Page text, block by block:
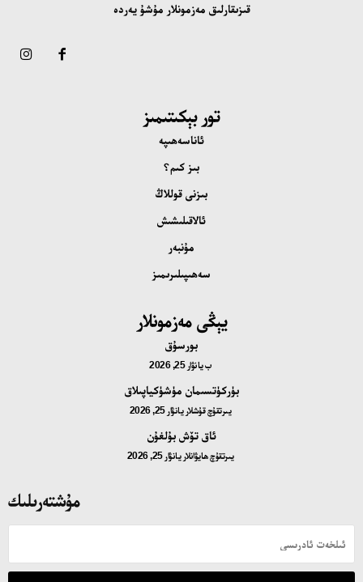
قىزىقارلىق مەزمونلار مۇشۇ يەردە
تور بېكىتىمىز
ئاناسەھىپە
بىز كىم؟
بىزنى قوللاڭ
ئالاقىلىشىش
مۇنبەر
سەھىپىلىرىمىز
يېڭى مەزمونلار
بورسۇق
بيانۋار 25, 2026
بۈركۈتسىمان مۈشۈكياپىلاق
يىرتقۇچ قۇشلار يانۋار 25, 2026
ئاق تۆش بۇلغۇن
يىرتقۇچ ھايۋانلار يانۋار 25, 2026
مۇشتەرىلىك